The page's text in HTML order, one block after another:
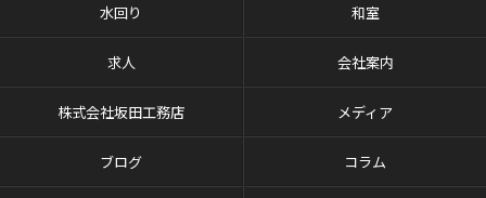
水回り 和室
求人 会社案内
株式会社坂田工務店 メディア
ブログ コラム